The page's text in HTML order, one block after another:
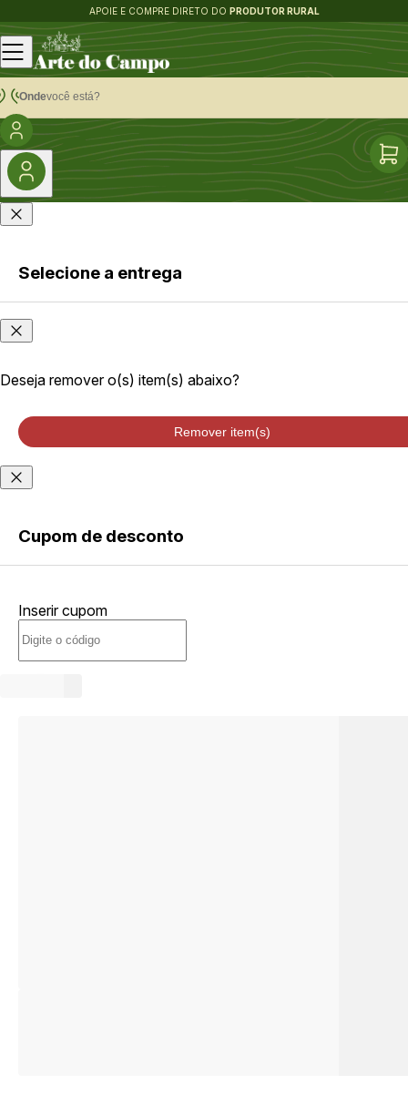
APOIE E COMPRE DIRETO DO PRODUTOR RURAL
Ondevocê está?
Faça login
ou cadastre-
se
CRIAR
CONTA
Onde
você
está?
velocidade de
entrega podem
variar de acordo
com a região
Selecione a entrega
Deseja remover o(s) item(s) abaixo?
Remover item(s)
Cupom de desconto
Inserir cupom